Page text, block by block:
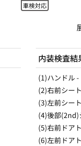
車検対応
内装検査結
(1)ハンドル -
(2)右前シー
(3)左前シー
(4)後部(2nd)
(5)右前ドア
(6)左前ドア